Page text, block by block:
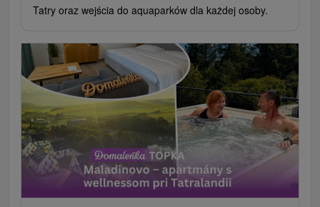
Tatry oraz wejścia do aquaparków dla każdej osoby.